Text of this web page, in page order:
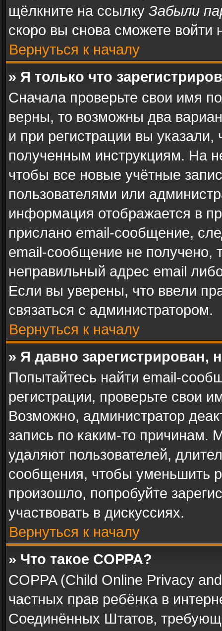
щёлкните на ссылку Забыли
скоро вы снова сможете
Вернуться к началу
» Я только что
Сначала проверьте свои имя
верны, то возможны два
и при регистрации вы
полученным инструкциям. На
чтобы все новые учётные
пользователями или
информация отображается в
прислано email-сообщение,
email-сообщение не получено,
неправильный адрес email
Если вы уверены, что ввели
связаться с администратором.
Вернуться к началу
» Я давно зарегистрирован,
Попытайтесь найти email-
регистрации, проверьте свои
Возможно, администратор
запись по каким-то причинам.
удаляют пользователей,
сообщения, чтобы уменьшить
произошло, попробуйте
участвовать в дискуссиях.
Вернуться к началу
» Что такое COPPA?
COPPA (Child Online Privacy
частных прав ребёнка в
Соединённых Штатов,